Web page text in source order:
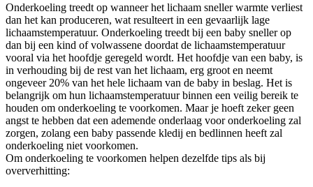
Onderkoeling treedt op wanneer het lichaam sneller warmte verliest
dan het kan produceren, wat resulteert in een gevaarlijk lage
lichaamstemperatuur. Onderkoeling treedt bij een baby sneller op
dan bij een kind of volwassene doordat de lichaamstemperatuur
vooral via het hoofdje geregeld wordt. Het hoofdje van een baby, is
in verhouding bij de rest van het lichaam, erg groot en neemt
ongeveer 20% van het hele lichaam van de baby in beslag. Het is
belangrijk om hun lichaamstemperatuur binnen een veilig bereik te
houden om onderkoeling te voorkomen. Maar je hoeft zeker geen
angst te hebben dat een ademende onderlaag voor onderkoeling zal
zorgen, zolang een baby passende kledij en bedlinnen heeft zal
onderkoeling niet voorkomen.
Om onderkoeling te voorkomen helpen dezelfde tips als bij
oververhitting: